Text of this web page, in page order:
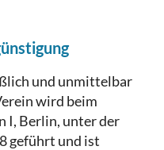
und unmittelbar
wird beim
I, Berlin, unter der
geführt und ist